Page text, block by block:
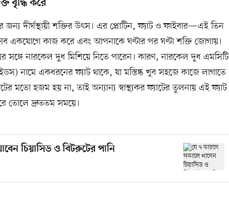
বৃদ্ধি করে
জন্য দীর্ঘস্থায়ী শক্তির উৎস। এর প্রোটিন, ফ্যাট ও ফাইবার—এই তিন
একযোগে কাজ করে এবং আপনাকে ঘণ্টার পর ঘণ্টা শক্তি জোগায়।
সঙ্গে নারকেল দুধ মিশিয়ে নিতে পারেন। কারণ, নারকেল দুধ এমসিটি
নামে একধরনের ফ্যাট থাকে, যা মস্তিষ্ক খুব সহজে কাজে লাগাতে
মতো হজম হয় না, তাই অন্যান্য স্বাস্থ্যকর ফ্যাটের তুলনায় এই ফ্যাট
তোলে দ্রুততম সময়ে।
চিয়াসিড ও বিটরুটের পানি